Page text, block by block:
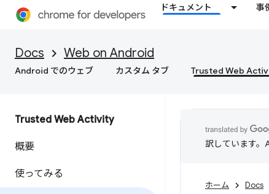
ドキュメント 事
Docs Web on Android
Android でのウェブ カスタム タブ Trusted Web
Trusted Web Activity
概要
使ってみる
訳しています。
ホーム Docs